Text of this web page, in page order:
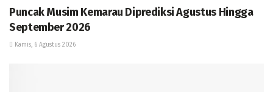
Puncak Musim Kemarau Diprediksi Agustus Hingga
September 2026
Kamis, 6 Agustus 2026